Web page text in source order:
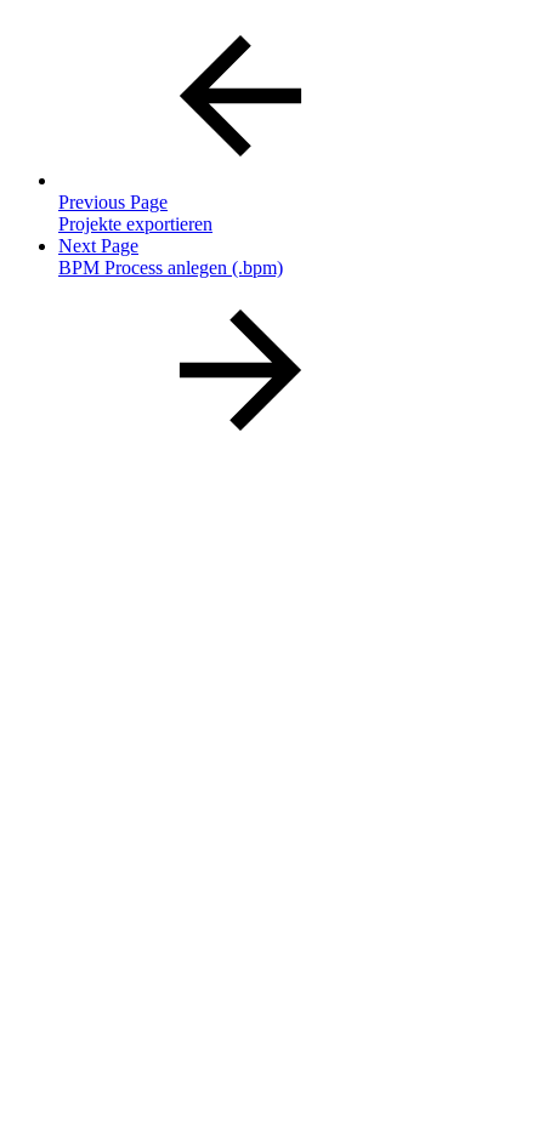
Previous Page
Projekte exportieren
Next Page
BPM Process anlegen (.bpm)